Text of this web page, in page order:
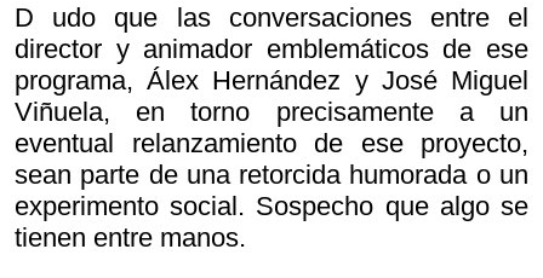
D udo que las conversaciones entre el
director y animador emblemáticos de ese
programa, Álex Hernández y José Miguel
Viñuela, en torno precisamente a un
eventual relanzamiento de ese proyecto,
sean parte de una retorcida humorada o un
experimento social. Sospecho que algo se
tienen entre manos.